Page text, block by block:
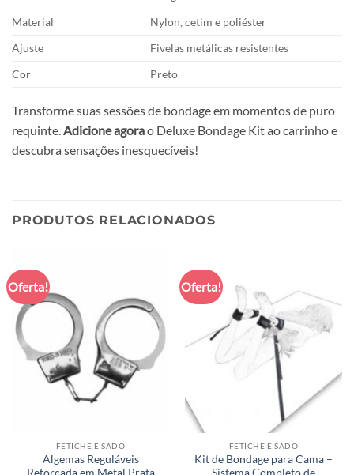
Material
Nylon, cetim e poliéster
Ajuste
Fivelas metálicas resistentes
Cor
Preto
Transforme suas sessões de bondage em momentos de puro
requinte. Adicione agorao Deluxe Bondage Kit ao carrinho e
descubra sensações inesquecíveis!
PRODUTOS RELACIONADOS
Oferta!
FETICHE E SADO
Algemas Reguláveis
Oferta!
FETICHE E SADO
Kit de Bondage para Cama –